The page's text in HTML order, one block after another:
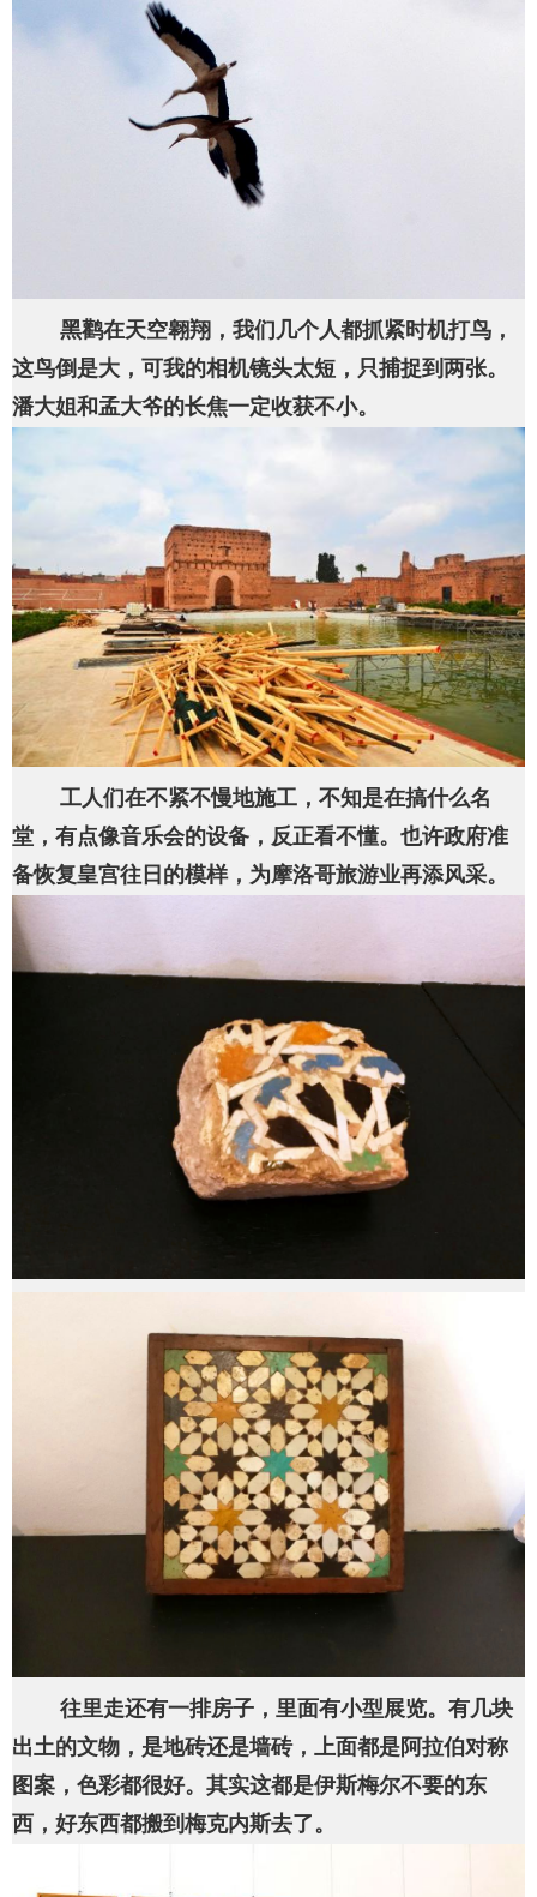
黑鹳在天空翱翔，我们几个人都抓紧时机打鸟，
这鸟倒是大，可我的相机镜头太短，只捕捉到两张。
潘大姐和孟大爷的长焦一定收获不小。
工人们在不紧不慢地施工，不知是在搞什么名
堂，有点像音乐会的设备，反正看不懂。也许政府准
备恢复皇宫往日的模样，为摩洛哥旅游业再添风采。
往里走还有一排房子，里面有小型展览。有几块
出土的文物，是地砖还是墙砖，上面都是阿拉伯对称
图案，色彩都很好。其实这都是伊斯梅尔不要的东
西，好东西都搬到梅克内斯去了。